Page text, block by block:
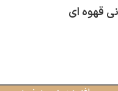
قهوه ای